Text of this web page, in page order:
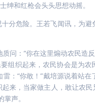
绅和红枪会头头思想动摇。
分危险。王若飞闻讯，为
问：“你在这里煽动农民造
组织起来，农民协会是为
：“你敢！”戴培源说着站
来，当家做主人，敢让农
声。